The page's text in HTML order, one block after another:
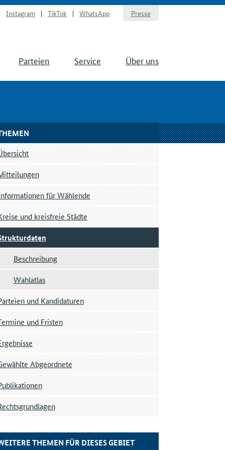
Instagram TikTok WhatsApp Presse
Parteien Service Über uns
für Wählende
und kreisfreie Städte
Beschreibung
Wahlatlas
und Kandidaturen
und Fristen
Abgeordnete
THEMEN FÜR DIESES GEBIET